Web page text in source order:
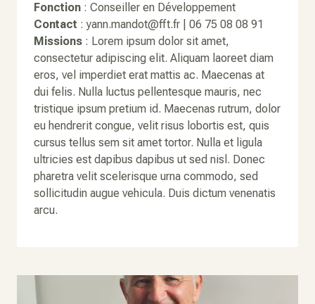
Fonction : Conseiller en Développement
Contact : yann.mandot@fft.fr | 06 75 08 08 91
Missions : Lorem ipsum dolor sit amet,
consectetur adipiscing elit. Aliquam laoreet diam
eros, vel imperdiet erat mattis ac. Maecenas at
dui felis. Nulla luctus pellentesque mauris, nec
tristique ipsum pretium id. Maecenas rutrum, dolor
eu hendrerit congue, velit risus lobortis est, quis
cursus tellus sem sit amet tortor. Nulla et ligula
ultricies est dapibus dapibus ut sed nisl. Donec
pharetra velit scelerisque urna commodo, sed
sollicitudin augue vehicula. Duis dictum venenatis
arcu.